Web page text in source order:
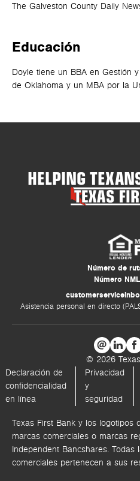
The Galveston County Daily
Educación
Doyle tiene un BBA en Gestión
de Oklahoma y un MBA por la
HELPING
Número de
Número
Asistencia personal en directo
© 2026
Declaración de
confidencialidad
en línea
Privacidad
y
seguridad
Texas First Bank y los logotipos
marcas comerciales o marcas
Independent Bancshares. Todas
comerciales pertenecen a sus